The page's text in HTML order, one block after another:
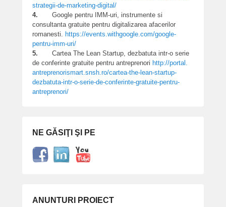
strategii-de-marketing-digital/
4. Google pentru IMM-uri, instrumente si
consultanta gratuite pentru digitalizarea afacerilor
romanesti.
https://events.withgoogle.com/google-
pentru-imm-uri/
5. Cartea The Lean Startup, dezbatuta intr-o serie
de conferinte gratuite pentru antreprenori http://portal.
antreprenorismart.snsh.ro/cartea-the-lean-startup-
dezbatuta-intr-o-serie-de-conferinte-gratuite-pentru-
antreprenori/
NE GĂSIŢI ŞI PE
ANUNTURI PROIECT